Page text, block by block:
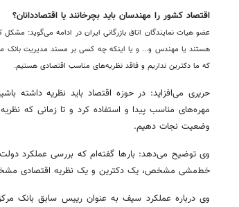
اقتصاد کشور را مهندسان باید بچرخانند یا اقتصاددانان؟
عضو هیات نمایندگان اتاق بازرگانی ایران در ادامه می‌گوید:
هستند یا مهندس و... و یا اینکه چه کسی بر مسند مدیریت بانک
که ما دکترین نداریم و فاقد نظریه‌های مناسب اقتصادی هستیم.
حریری می‌افزاید:‌ در حوزه اقتصاد باید نظریه
مهره‌های مناسب پیدا و استفاده کرد و تا زمانی که
وضعیت نجات دهیم.
وی توضیح می‌دهد:‌ بارها گفته‌ام که بررسی عملکرد
خط‌مشی مشخص، یک دکترین و یک نظریه اقتصادی
وی درباره عملکرد سیف به عنوان رییس سابق بانک